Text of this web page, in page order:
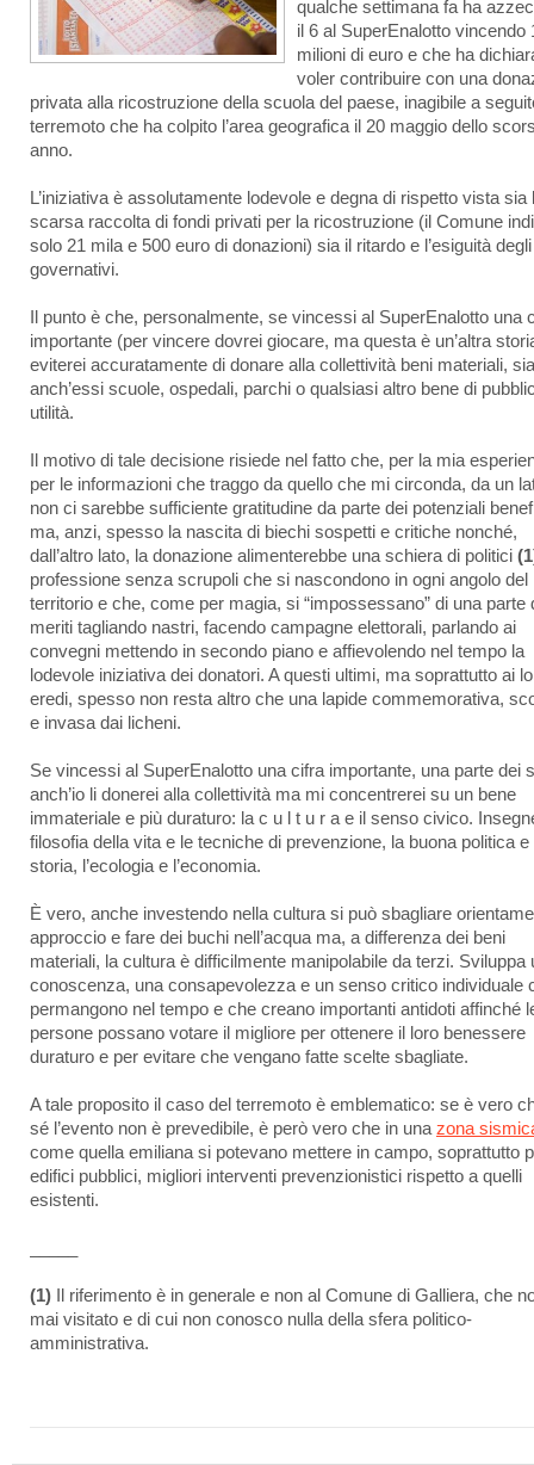
qualche settimana fa ha
il 6 al SuperEnalotto vincendo
milioni di euro e che ha
voler contribuire con una
privata alla ricostruzione della scuola del paese, inagibile a
terremoto che ha colpito l’area geografica il 20 maggio dello
anno.
L’iniziativa è assolutamente lodevole e degna di rispetto vista sia
scarsa raccolta di fondi privati per la ricostruzione (il Comune
solo 21 mila e 500 euro di donazioni) sia il ritardo e l’esiguità
governativi.
Il punto è che, personalmente, se vincessi al SuperEnalotto una
importante (per vincere dovrei giocare, ma questa è un’altra
eviterei accuratamente di donare alla collettività beni materiali,
anch’essi scuole, ospedali, parchi o qualsiasi altro bene di
utilità.
Il motivo di tale decisione risiede nel fatto che, per la mia
per le informazioni che traggo da quello che mi circonda, da un
non ci sarebbe sufficiente gratitudine da parte dei potenziali
ma, anzi, spesso la nascita di biechi sospetti e critiche nonché,
dall’altro lato, la donazione alimenterebbe una schiera di politici
professione senza scrupoli che si nascondono in ogni angolo del
territorio e che, come per magia, si “impossessano” di una parte
meriti tagliando nastri, facendo campagne elettorali, parlando ai
convegni mettendo in secondo piano e affievolendo nel tempo la
lodevole iniziativa dei donatori. A questi ultimi, ma soprattutto ai
eredi, spesso non resta altro che una lapide commemorativa,
e invasa dai licheni.
Se vincessi al SuperEnalotto una cifra importante, una parte dei
anch’io li donerei alla collettività ma mi concentrerei su un bene
immateriale e più duraturo: la c u l t u r a e il senso civico.
filosofia della vita e le tecniche di prevenzione, la buona politica e
storia, l’ecologia e l’economia.
È vero, anche investendo nella cultura si può sbagliare
approccio e fare dei buchi nell’acqua ma, a differenza dei beni
materiali, la cultura è difficilmente manipolabile da terzi. Sviluppa
conoscenza, una consapevolezza e un senso critico individuale
permangono nel tempo e che creano importanti antidoti affinché
persone possano votare il migliore per ottenere il loro benessere
duraturo e per evitare che vengano fatte scelte sbagliate.
A tale proposito il caso del terremoto è emblematico: se è vero
sé l’evento non è prevedibile, è però vero che in una zona
come quella emiliana si potevano mettere in campo, soprattutto
edifici pubblici, migliori interventi prevenzionistici rispetto a quelli
esistenti.
(1) Il riferimento è in generale e non al Comune di Galliera, che
mai visitato e di cui non conosco nulla della sfera politico-
amministrativa.